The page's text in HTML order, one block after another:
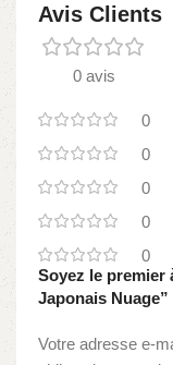
Avis Clients
0 avis
0
0
0
0
0
Soyez le premier
Japonais Nuage”
Votre adresse e-